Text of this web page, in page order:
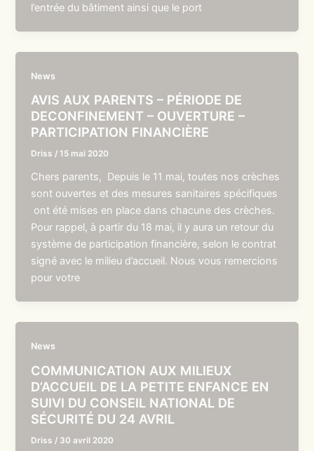
l’entrée du bâtiment ainsi que le port
News
AVIS AUX PARENTS – PÉRIODE DE
DECONFINEMENT – OUVERTURE –
PARTICIPATION FINANCIÈRE
Driss /15 mai 2020
Chers parents, Depuis le 11 mai, toutes nos crèches
sont ouvertes et des mesures sanitaires spécifiques
ont été mises en place dans chacune des crèches.
Pour rappel, à partir du 18 mai, il y aura un retour du
système de participation financière, selon le contrat
signé avec le milieu d’accueil. Nous vous remercions
pour votre
News
COMMUNICATION AUX MILIEUX
D’ACCUEIL DE LA PETITE ENFANCE EN
SUIVI DU CONSEIL NATIONAL DE
SÉCURITÉ DU 24 AVRIL
Driss / 30 avril 2020